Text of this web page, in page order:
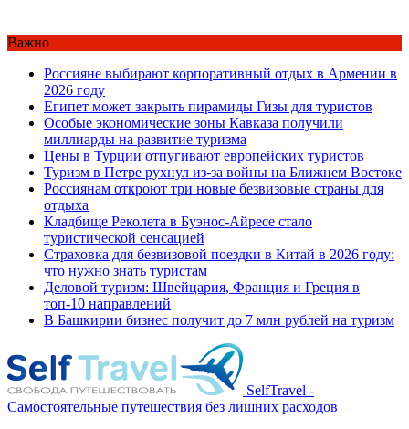
Важно
Россияне выбирают корпоративный отдых в Армении в
2026 году
Египет может закрыть пирамиды Гизы для туристов
Особые экономические зоны Кавказа получили
миллиарды на развитие туризма
Цены в Турции отпугивают европейских туристов
Туризм в Петре рухнул из-за войны на Ближнем Востоке
Россиянам откроют три новые безвизовые страны для
отдыха
Кладбище Реколета в Буэнос-Айресе стало
туристической сенсацией
Страховка для безвизовой поездки в Китай в 2026 году:
что нужно знать туристам
Деловой туризм: Швейцария, Франция и Греция в
топ-10 направлений
В Башкирии бизнес получит до 7 млн рублей на туризм
SelfTravel -
Самостоятельные путешествия без лишних расходов